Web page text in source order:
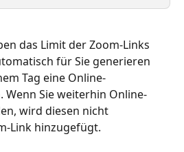
das Limit der Zoom-Links
für Sie generieren
Tag eine Online-
Wenn Sie weiterhin Online-
wird diesen nicht
Link hinzugefügt.